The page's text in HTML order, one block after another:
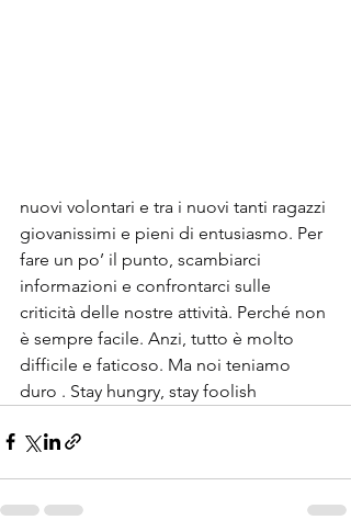
nuovi volontari e tra i nuovi tanti ragazzi
giovanissimi e pieni di entusiasmo. Per
fare un po’ il punto, scambiarci
informazioni e confrontarci sulle
criticità delle nostre attività. Perché non
è sempre facile. Anzi, tutto è molto
difficile e faticoso. Ma noi teniamo
duro . Stay hungry, stay foolish